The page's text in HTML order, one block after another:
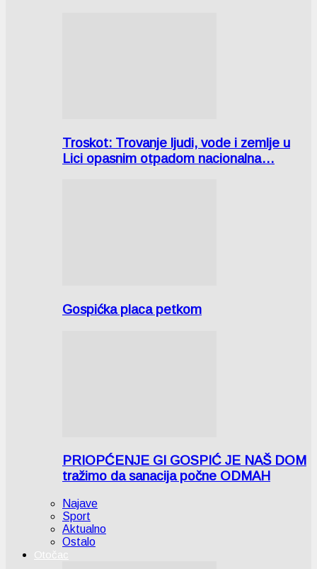
Troskot: Trovanje ljudi, vode i zemlje u
Lici opasnim otpadom nacionalna…
Gospićka placa petkom
PRIOPĆENJE GI GOSPIĆ JE NAŠ DOM
tražimo da sanacija počne ODMAH
Najave
Sport
Aktualno
Ostalo
Otočac